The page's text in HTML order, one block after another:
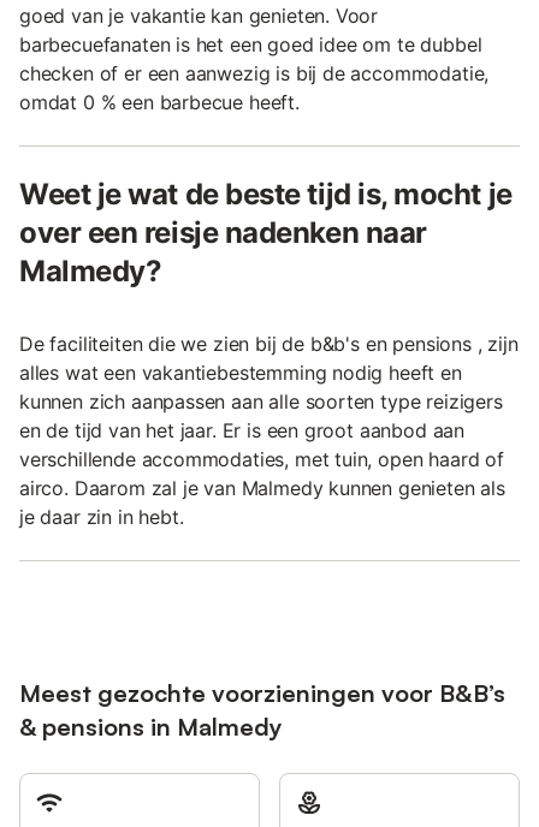
goed van je vakantie kan genieten. Voor
barbecuefanaten is het een goed idee om te dubbel
checken of er een aanwezig is bij de accommodatie,
omdat 0 % een barbecue heeft.
Weet je wat de beste tijd is, mocht je
over een reisje nadenken naar
Malmedy?
De faciliteiten die we zien bij de b&b's en pensions , zijn
alles wat een vakantiebestemming nodig heeft en
kunnen zich aanpassen aan alle soorten type reizigers
en de tijd van het jaar. Er is een groot aanbod aan
verschillende accommodaties, met tuin, open haard of
airco. Daarom zal je van Malmedy kunnen genieten als
je daar zin in hebt.
Meest gezochte voorzieningen voor B&B’s
& pensions in Malmedy